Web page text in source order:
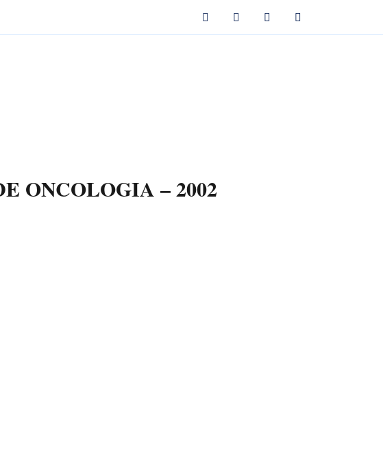
ONCOLOGIA – 2002